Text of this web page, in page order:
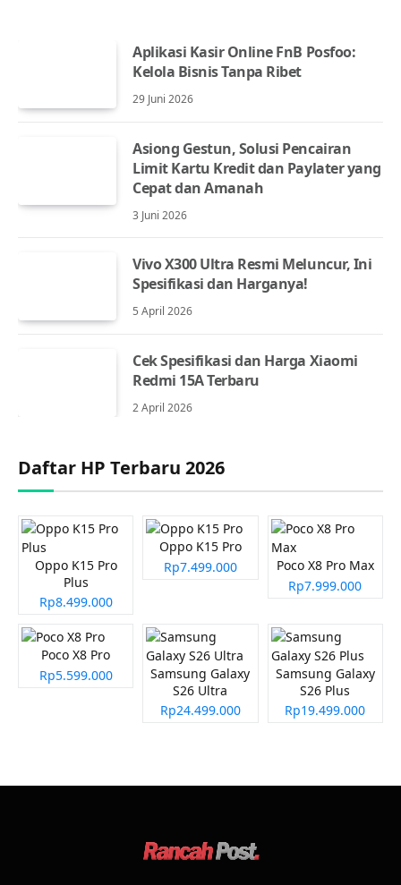
Aplikasi Kasir Online FnB Posfoo:
Kelola Bisnis Tanpa Ribet
29 Juni 2026
Asiong Gestun, Solusi Pencairan
Limit Kartu Kredit dan Paylater yang
Cepat dan Amanah
3 Juni 2026
Vivo X300 Ultra Resmi Meluncur, Ini
Spesifikasi dan Harganya!
5 April 2026
Cek Spesifikasi dan Harga Xiaomi
Redmi 15A Terbaru
2 April 2026
Daftar HP Terbaru 2026
Oppo K15 Pro
Plus
Rp8.499.000
Oppo K15 Pro
Rp7.499.000
Poco X8 Pro Max
Rp7.999.000
Poco X8 Pro
Rp5.599.000
Samsung Galaxy
S26 Ultra
Rp24.499.000
Samsung Galaxy
S26 Plus
Rp19.499.000